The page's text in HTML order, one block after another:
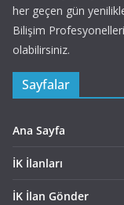
her geçen gün
Bilişim
olabilirsiniz.
Sayfalar
Ana Sayfa
İK İlanları
İK İlan Gönder